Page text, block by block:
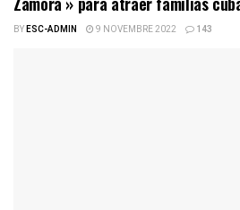
BYESC-ADMIN 9 NOVEMBRE 2022 143